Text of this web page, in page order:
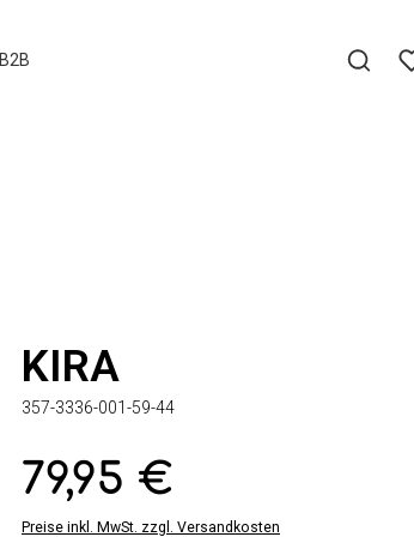
B2B
KIRA
357-3336-001-59-44
Regulärer Preis:
79,95 €
Preise inkl. MwSt. zzgl. Versandkosten